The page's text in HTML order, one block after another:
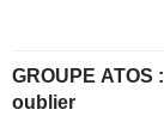
GROUPE ATOS : une nouvelle année à
oublier